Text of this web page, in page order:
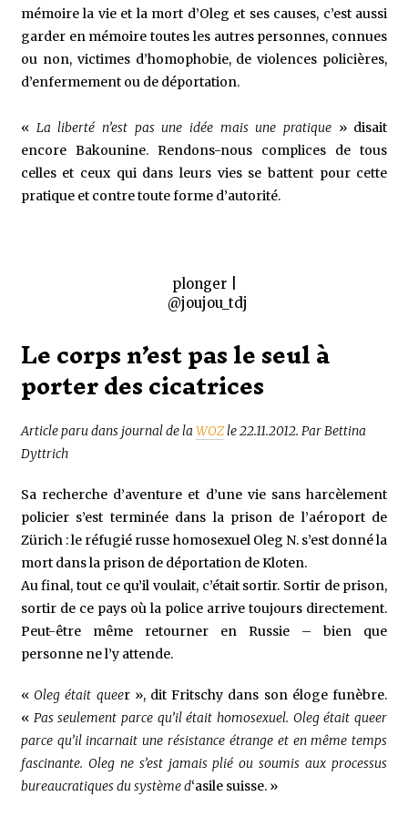
mémoire la vie et la mort d’Oleg et ses causes, c’est aussi
garder en mémoire toutes les autres personnes, connues
ou non, victimes d’homophobie, de violences policières,
d’enfermement ou de déportation.
« La liberté n’est pas une idée mais une pratique» disait
encore Bakounine. Rendons-nous complices de tous
celles et ceux qui dans leurs vies se battent pour cette
pratique et contre toute forme d’autorité.
plonger |
@joujou_tdj
Le corps n’est pas le seul à
porter des cicatrices
Article paru dans journal de la WOZle 22.11.2012. Par Bettina
Dyttrich
Sa recherche d’aventure et d’une vie sans harcèlement
policier s’est terminée dans la prison de l’aéroport de
Zürich : le réfugié russe homosexuel Oleg N. s’est donné la
mort dans la prison de déportation de Kloten.
Au final, tout ce qu’il voulait, c’était sortir. Sortir de prison,
sortir de ce pays où la police arrive toujours directement.
Peut-être même retourner en Russie – bien que
personne ne l’y attende.
« Oleg était queer », dit Fritschy dans son éloge funèbre.
« Pas seulement parce qu’il était homosexuel. Oleg était queer
parce qu’il incarnait une résistance étrange et en même temps
fascinante. Oleg ne s’est jamais plié ou soumis aux processus
bureaucratiques du système d‘asile suisse. »